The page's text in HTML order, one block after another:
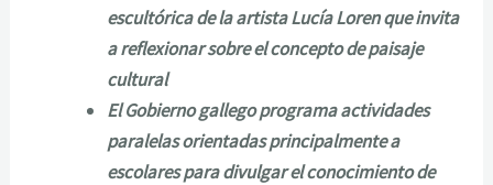
escultórica de la artista Lucía Loren que invita
a reflexionar sobre el concepto de paisaje
cultural
El Gobierno gallego programa actividades
paralelas orientadas principalmente a
escolares para divulgar el conocimiento de